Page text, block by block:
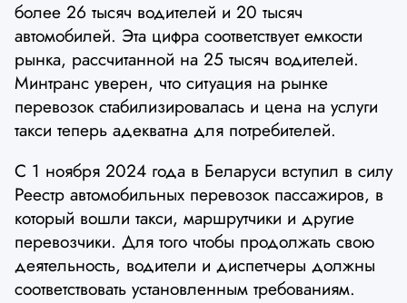
более 26 тысяч водителей и 20 тысяч
автомобилей. Эта цифра соответствует емкости
рынка, рассчитанной на 25 тысяч водителей.
Минтранс уверен, что ситуация на рынке
перевозок стабилизировалась и цена на услуги
такси теперь адекватна для потребителей.
С 1 ноября 2024 года в Беларуси вступил в силу
Реестр автомобильных перевозок пассажиров, в
который вошли такси, маршрутчики и другие
перевозчики. Для того чтобы продолжать свою
деятельность, водители и диспетчеры должны
соответствовать установленным требованиям.